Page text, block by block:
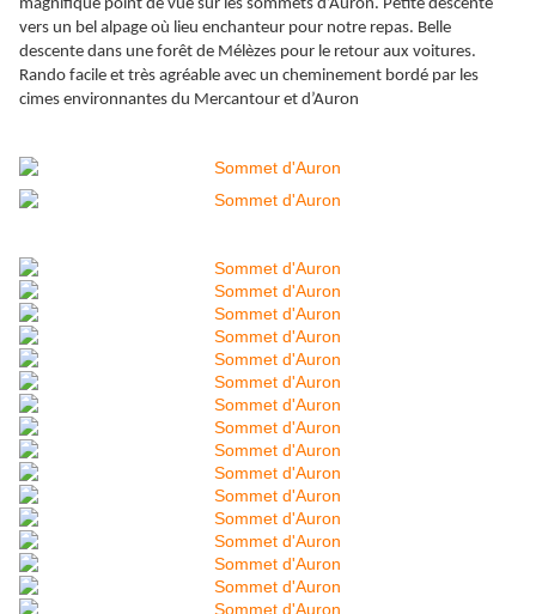
magnifique point de vue sur les sommets d’Auron. Petite descente
vers un bel alpage où lieu enchanteur pour notre repas. Belle
descente dans une forêt de Mélèzes pour le retour aux voitures.
Rando facile et très agréable avec un cheminement bordé par les
cimes environnantes du Mercantour et d’Auron